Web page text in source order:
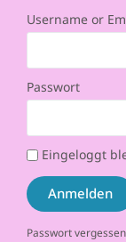
Username or
Passwort
Eingeloggt
Anmelden
Passwort